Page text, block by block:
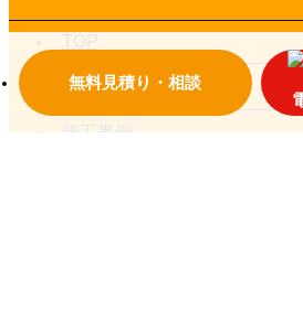
無料見積り・相談
TOP
私たちについて
施工事例